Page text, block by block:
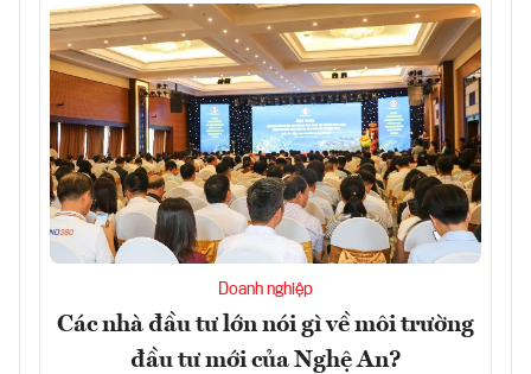
Doanh nghiệp
Các nhà đầu tư lớn nói gì về môi trường
đầu tư mới của Nghệ An?